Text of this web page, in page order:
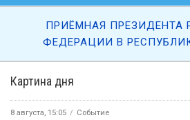
Картина дня
8 августа, 15:05 Событие
ПРИЁМНАЯ ПРЕЗИДЕНТА
ФЕДЕРАЦИИ В